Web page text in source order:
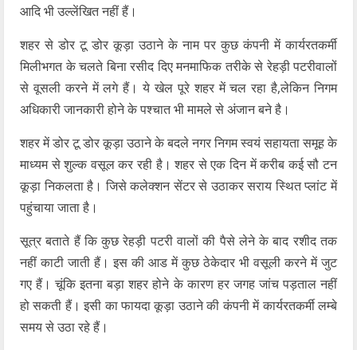
आदि भी उल्लेंखित नहीं हैं।
शहर से डोर टू डोर कूड़ा उठाने के नाम पर कुछ कंपनी में कार्यरतकर्मी
मिलीभगत के चलते बिना रसीद दिए मनमाफिक तरीके से रेहड़ी पटरीवालों
से वूसली करने में लगे हैं। ये खेल पूरे शहर में चल रहा है,लेकिन निगम
अधिकारी जानकारी होने के पश्चात भी मामले से अंजान बने है।
शहर में डोर टू डोर कूड़ा उठाने के बदले नगर निगम स्वयं सहायता समूह के
माध्यम से शुल्क वसूल कर रही है। शहर से एक दिन में करीब कई सौ टन
कूड़ा निकलता है। जिसे कलेक्शन सेंटर से उठाकर सराय स्थित प्लांट में
पहुंचाया जाता है।
सूत्र बताते हैं कि कुछ रेहड़ी पटरी वालों की पैसे लेने के बाद रशीद तक
नहीं काटी जाती हैं। इस की आड में कुछ ठेकेदार भी वसूली करने में जुट
गए हैं। चूंकि इतना बड़ा शहर होने के कारण हर जगह जांच पड़ताल नहीं
हो सकती हैं। इसी का फायदा कूड़ा उठाने की कंपनी में कार्यरतकर्मी लम्बे
समय से उठा रहे हैं।